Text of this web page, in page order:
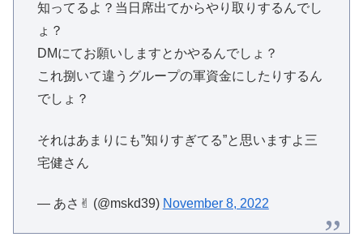
知ってるよ？当日席出てからやり取りするんでし
ょ？
DMにてお願いしますとかやるんでしょ？
これ捌いて違うグループの軍資金にしたりするん
でしょ？
それはあまりにも”知りすぎてる”と思いますよ三
宅健さん
— あさ✌︎ (@mskd39) November 8, 2022